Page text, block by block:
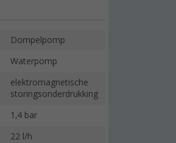
Dompelpomp
Waterpomp
elektromagnetische
storingsonderdrukking
1,4 bar
22 l/h